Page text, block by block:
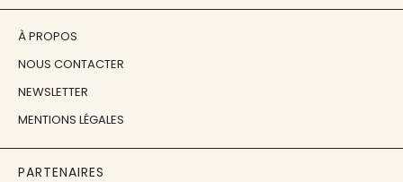
À PROPOS
NOUS CONTACTER
NEWSLETTER
MENTIONS LÉGALES
PARTENAIRES